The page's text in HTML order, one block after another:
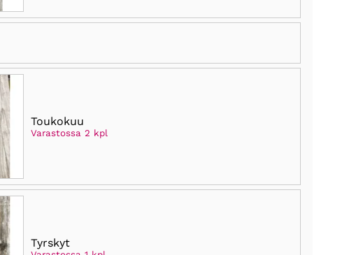
Toukokuu
Varastossa 2 kpl
Tyrskyt